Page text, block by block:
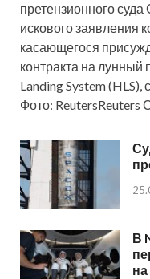
претензионного
искового заявления
касающегося
контракта на
Landing System
Фото: ReutersReuters
В